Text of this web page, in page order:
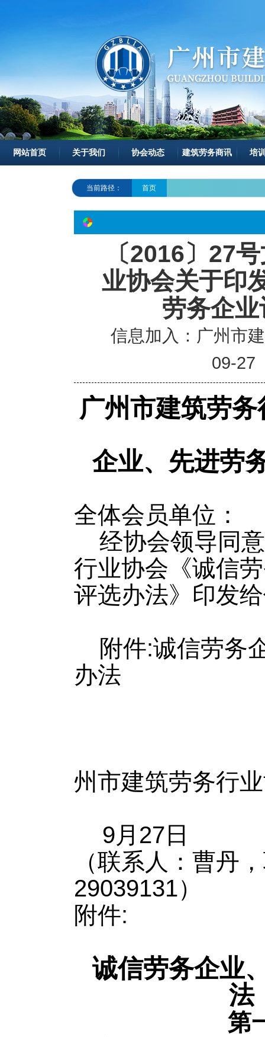
网站首页 关于我们 协会动态 建筑劳务商讯 培
当前路径： 首页
〔2016〕27
业协会关于印
劳务企
信息加入：广州市
09-27
广州市建筑劳
企业、先进劳
全体会员单位：
经协会领导同
行业协会《诚信
评选办法》印发
附件:诚信劳务
办法
州市建筑劳务行
9月27日
（联系人：曹丹
29039131）
附件:
诚信劳务企业
第